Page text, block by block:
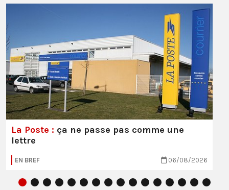
La Poste : ça ne passe pas comme une
lettre
EN BREF 06/08/2026